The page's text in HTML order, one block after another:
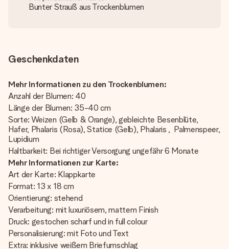
Bunter Strauß aus Trockenblumen
Geschenkdaten
Mehr Informationen zu den Trockenblumen:
Anzahl der Blumen: 40
Länge der Blumen: 35-40 cm
Sorte: Weizen (Gelb & Orange), gebleichte Besenblüte,
Hafer, Phalaris (Rosa), Statice (Gelb), Phalaris , Palmenspeer,
Lupidium
Haltbarkeit: Bei richtiger Versorgung ungefähr 6 Monate
Mehr Informationen zur Karte:
Art der Karte: Klappkarte
Format: 13 x 18 cm
Orientierung: stehend
Verarbeitung: mit luxuriösem, mattem Finish
Druck: gestochen scharf und in full colour
Personalisierung: mit Foto und Text
Extra: inklusive weißem Briefumschlag